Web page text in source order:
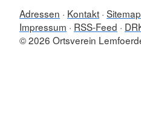
Adressen Kontakt Sitemap
Impressum
RSS-Feed
© 2026 Ortsverein